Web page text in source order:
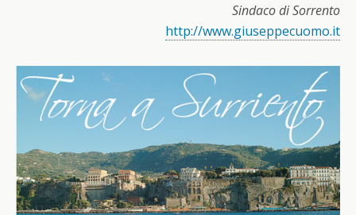
Sindaco di Sorrento
http://www.giuseppecuomo.it